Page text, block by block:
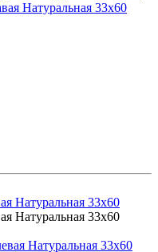
Натуральная 33x60
Натуральная 33x60
Натуральная 33x60